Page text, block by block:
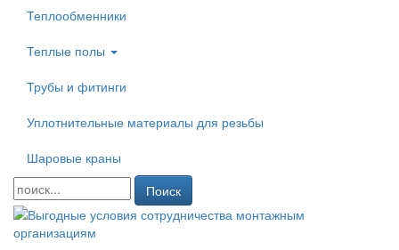
Теплообменники
Теплые полы
Трубы и фитинги
Уплотнительные материалы для резьбы
Шаровые краны
Поиск